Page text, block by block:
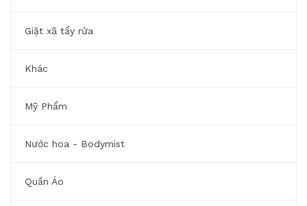
Giặt xã tẩy rửa
Khác
Mỹ Phẩm
Nước hoa - Bodymist
Quần Áo